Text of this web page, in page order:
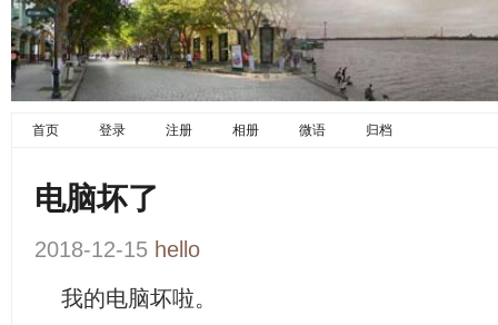
首页 登录 注册 相册 微语 归档
电脑坏了
2018-12-15 hello
我的电脑坏啦。